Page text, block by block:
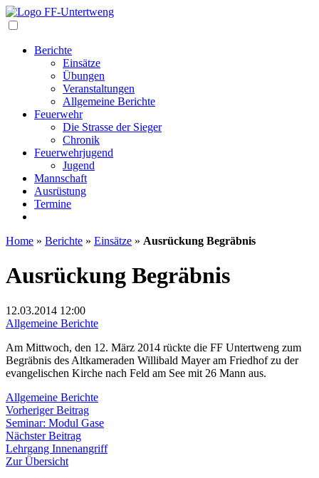
Berichte
Einsätze
Übungen
Veranstaltungen
Allgemeine Berichte
Feuerwehr
Die Strasse der Sieger
Chronik
Feuerwehrjugend
Jugend
Mannschaft
Ausrüstung
Termine
Home » Berichte » Einsätze » Ausrückung Begräbnis
Ausrückung Begräbnis
12.03.2014 12:00
Allgemeine Berichte
Am Mittwoch, den 12. März 2014 rückte die FF Untertweng zum
Begräbnis des Altkameraden Willibald Mayer am Friedhof zu der
evangelischen Kirche nach Feld am See mit 26 Mann aus.
Allgemeine Berichte
Beitragsnavigation
Vorheriger BeitragVorheriger
Beitrag:
Seminar: Modul Gase
Nächster BeitragNächster
Beitrag:
Lehrgang Innenangriff
Zur Übersicht